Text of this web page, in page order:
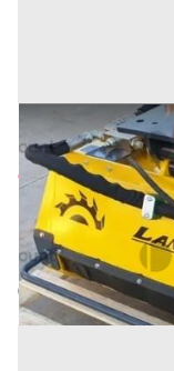
17#9716 Trincia
Inserito il: 26/05/
Miranda
(Isernia)
Annuncio scaduto
Prezzo
900 €
Codice annuncio: